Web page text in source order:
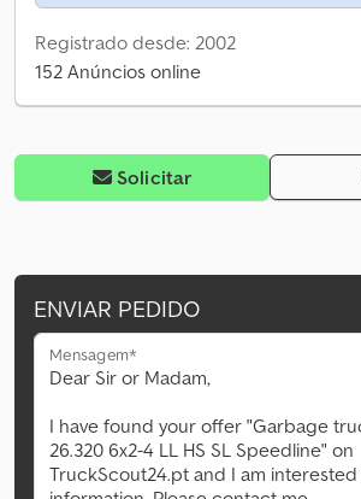
Registrado desde: 2002
152 Anúncios online
Solicitar
ENVIAR PEDIDO
Mensagem*